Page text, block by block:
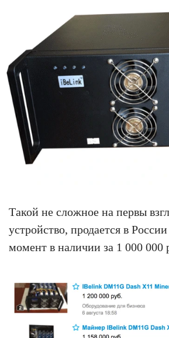
Такой не сложное на первы
устройство, продается в
момент в наличии за 1 000 000